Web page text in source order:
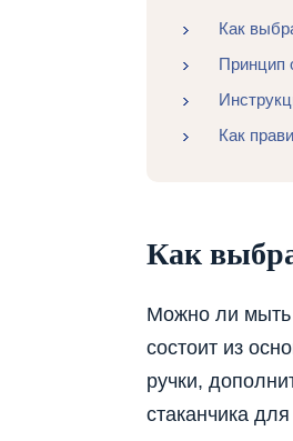
Как
Принцип
Как
Как
Можно ли мыть
состоит из
ручки,
стаканчика